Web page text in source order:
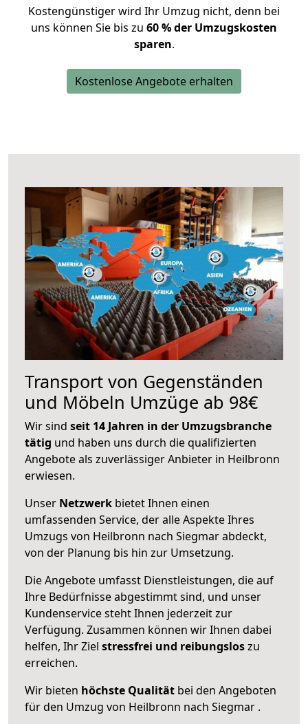
Kostengünstiger wird Ihr Umzug nicht, denn bei
uns können Sie bis zu 60 % der Umzugskosten
sparen.
Kostenlose Angebote erhalten
Transport von Gegenständen
und Möbeln Umzüge ab 98€
Wir sind seit 14 Jahren in der Umzugsbranche
tätig und haben uns durch die qualifizierten
Angebote als zuverlässiger Anbieter in Heilbronn
erwiesen.
Unser Netzwerk bietet Ihnen einen
umfassenden Service, der alle Aspekte Ihres
Umzugs von Heilbronn nach Siegmar abdeckt,
von der Planung bis hin zur Umsetzung.
Die Angebote umfasst Dienstleistungen, die auf
Ihre Bedürfnisse abgestimmt sind, und unser
Kundenservice steht Ihnen jederzeit zur
Verfügung. Zusammen können wir Ihnen dabei
helfen, Ihr Ziel stressfrei und reibungsloszu
erreichen.
Wir bieten höchste Qualität bei den Angeboten
für den Umzug von Heilbronn nach Siegmar .